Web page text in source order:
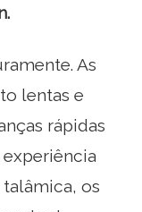
As
lentas e
rápidas
os